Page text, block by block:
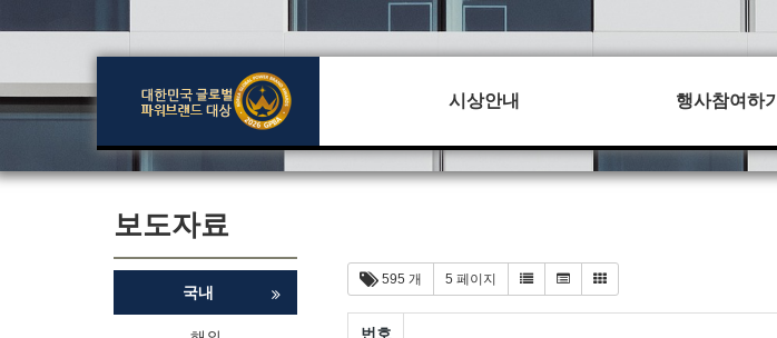
시상안내 행사참여하기
보도자료
국내
595 개 5 페이지
번호